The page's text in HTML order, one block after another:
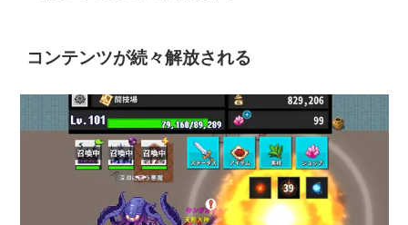
コンテンツが続々解放される